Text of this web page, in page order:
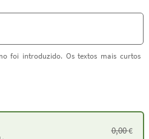
foi introduzido. Os textos mais curtos
0,00€